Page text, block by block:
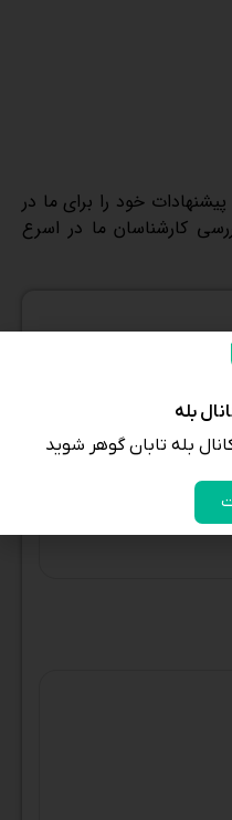
خود را برای ما در
کارشناسان ما در اسرع
بله
بله تابان گوهر شوید